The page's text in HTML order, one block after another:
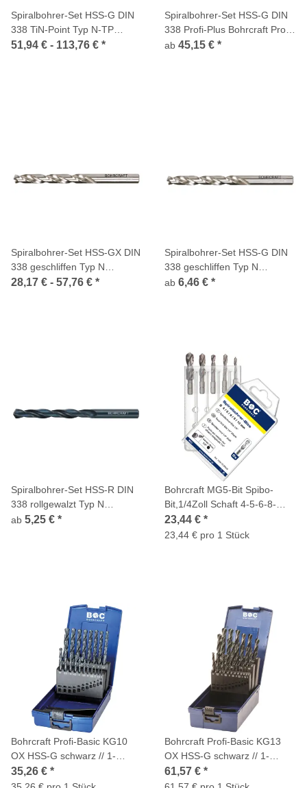
Spiralbohrer-Set HSS-G DIN
338 TiN-Point Typ N-TP
Bohrcraft Profi-Plus
51,94 € - 113,76 € *
Spiralbohrer-Set HSS-G DIN
338 Profi-Plus Bohrcraft Profi-
Plus
ab 45,15 € *
Spiralbohrer-Set HSS-GX DIN
338 geschliffen Typ N
Bohrcraft
28,17 € - 57,76 € *
Spiralbohrer-Set HSS-G DIN
338 geschliffen Typ N
Bohrcraft
ab 6,46 € *
Spiralbohrer-Set HSS-R DIN
338 rollgewalzt Typ N
Bohrcraft
ab 5,25 € *
Bohrcraft MG5-Bit Spibo-
Bit,1/4Zoll Schaft 4-5-6-8-
10/5-tlg.
23,44 € *
23,44 € pro 1 Stück
Bohrcraft Profi-Basic KG10
OX HSS-G schwarz // 1-
10x0,5 / 19-tlg.
35,26 € *
Bohrcraft Profi-Basic KG13
OX HSS-G schwarz // 1-
13x0,5/ 25-tlg.
61,57 € *